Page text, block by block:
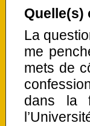
Quelle(s)
La
me
mets de
dans la